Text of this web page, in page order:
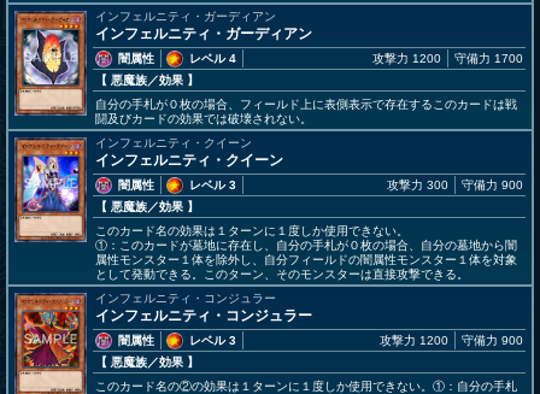
インフェルニティ・ガーディアン
インフェルニティ・ガーディアン
闇属性
レベル 4
【 悪魔族／効果 】
攻撃力 1200 守備力 1700
自分の手札が０枚の場合、フィールド上に表側表示で存在するこのカードは戦
闘及びカードの効果では破壊されない。
インフェルニティ・クイーン
インフェルニティ・クイーン
闇属性
レベル 3
【 悪魔族／効果 】
攻撃力 300 守備力 900
このカード名の効果は１ターンに１度しか使用できない。
①：このカードが墓地に存在し、自分の手札が０枚の場合、自分の墓地から闇
属性モンスター１体を除外し、自分フィールドの闇属性モンスター１体を対象
として発動できる。このターン、そのモンスターは直接攻撃できる。
インフェルニティ・コンジュラー
インフェルニティ・コンジュラー
闇属性
レベル 3
【 悪魔族／効果 】
攻撃力 1200 守備力 900
このカード名の②の効果は１ターンに１度しか使用できない。①：自分の手札